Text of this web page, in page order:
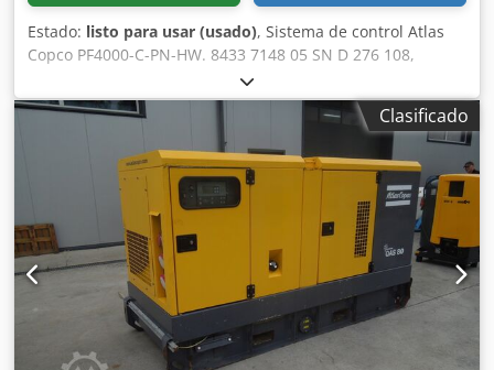
Estado: listo para usar (usado), Sistema de control Atlas
Copco PF4000-C-PN-HW. 8433 7148 05 SN D 276 108,
usado, ligeros signos de uso, 100% funcional, volumen de
suministro según fotos Chjdpjrv Nz Aofx Akbja
Clasificado